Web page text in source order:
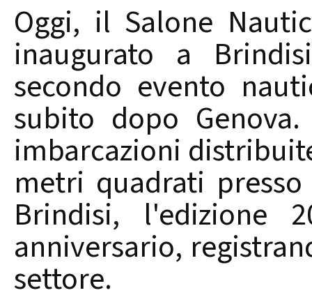
Oggi, il Salone
inaugurato a
secondo evento
subito dopo
imbarcazioni
metri quadrati
Brindisi, l'edizione
anniversario,
settore.